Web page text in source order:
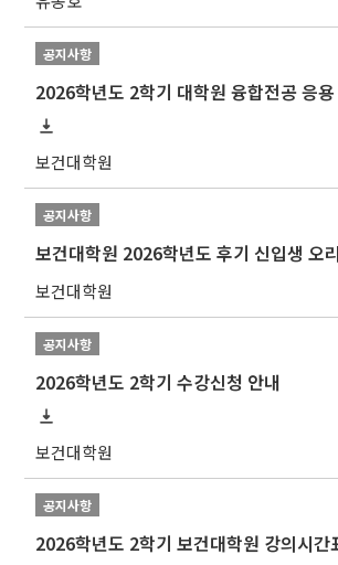
공지사항
보건대학원
공지사항
보건대학원 2026학년도 후기 신입생 오
보건대학원
공지사항
2026학년도 2학기 수강신청 안내
보건대학원
공지사항